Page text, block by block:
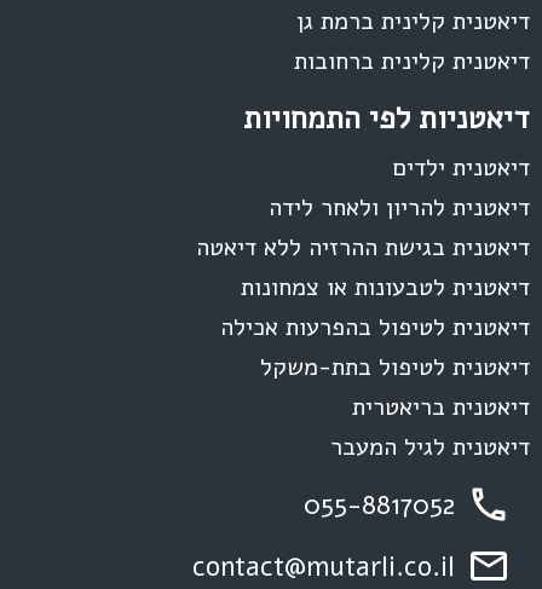
דיאטנית קלינית ברמת גן
דיאטנית קלינית ברחובות
דיאטניות לפי התמחויות
דיאטנית ילדים
דיאטנית להריון ולאחר לידה
דיאטנית בגישת ההרזיה ללא דיאטה
דיאטנית לטבעונות או צמחונות
דיאטנית לטיפול בהפרעות אכילה
דיאטנית לטיפול בתת-משקל
דיאטנית בריאטרית
דיאטנית לגיל המעבר
055-8817052
contact@mutarli.co.il